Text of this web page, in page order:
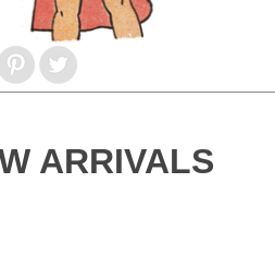
ARRIVALS